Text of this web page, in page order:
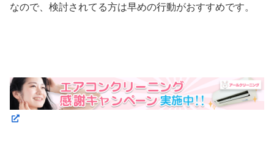
なので、検討されてる方は早めの行動がおすすめです。